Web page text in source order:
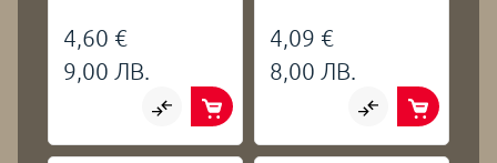
4,60 €
9,00 ЛВ.
4,09 €
8,00 ЛВ.